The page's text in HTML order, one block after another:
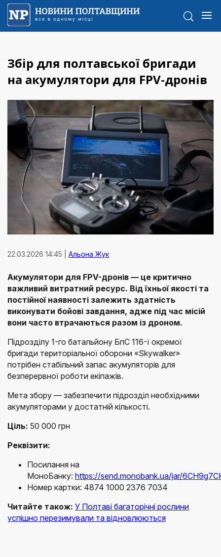
Збір для полтавської бригади
на акумулятори для FPV-дронів
22.03.2026 14:45 | Альона Жук
Акумулятори для FPV-дронів — це критично
важливий витратний ресурс. Від їхньої якості та
постійної наявності залежить здатність
виконувати бойові завдання, адже під час місій
вони часто втрачаються разом із дроном.
Підрозділу 1-го батальйону БпС 116-ї окремої
бригади територіальної оборони «Skywalker»
потрібен стабільний запас акумуляторів для
безперервної роботи екіпажів.
Мета збору — забезпечити підрозділ необхідними
акумуляторами у достатній кількості.
Ціль: 50 000 грн
Реквізити:
Посилання на
МоноБанку: https://send.monobank.ua/jar/
Номер картки: 4874 1000 2376 7034
Читайте також: У Полтаві багаторічні рослини
успішно перезимували та відновлюються